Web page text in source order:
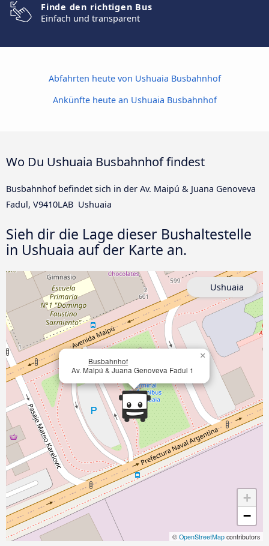
Finde den richtigen Bus
Einfach und transparent
Abfahrten heute von Ushuaia Busbahnhof
Ankünfte heute an Ushuaia Busbahnhof
Wo Du Ushuaia Busbahnhof findest
Busbahnhof befindet sich in der Av. Maipú & Juana Genoveva
Fadul, V9410LAB Ushuaia
Sieh dir die Lage dieser Bushaltestelle
in Ushuaia auf der Karte an.
Busbahnhof
Av. Maipú & Juana Genoveva Fadul 1
×
+
−
© OpenStreetMap contributors
Ushuaia